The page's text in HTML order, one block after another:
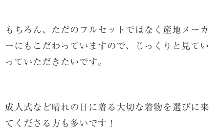
もちろん、ただのフルセットではなく産地メーカ
ーにもこだわっていますので、じっくりと見てい
っていただきたいです。
成人式など晴れの日に着る大切な着物を選びに来
てくださる方も多いです！